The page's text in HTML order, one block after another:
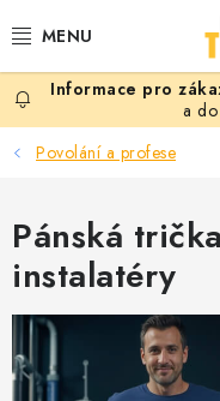
na
PRO ŽENY
PRO MUŽE
PRO DĚTI
DOPLŇKY
PRO PÁRY
a
Povolání a profese
Pánská
instalatéry